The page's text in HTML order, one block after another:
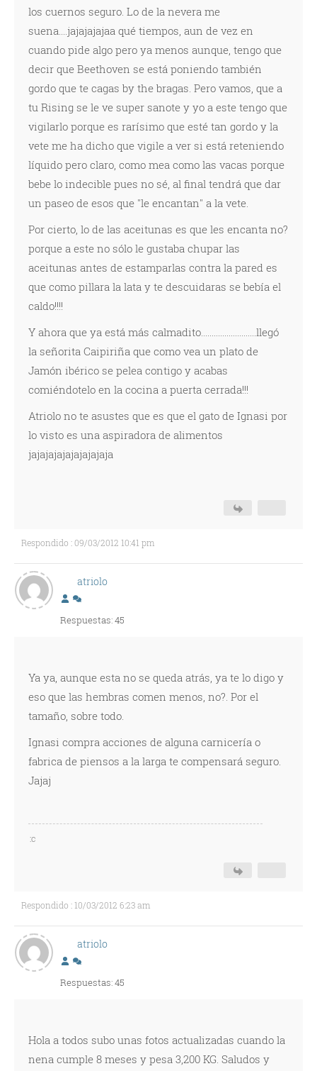
los cuernos seguro. Lo de la nevera me
suena....jajajajajaa qué tiempos, aun de vez en
cuando pide algo pero ya menos aunque, tengo que
decir que Beethoven se está poniendo también
gordo que te cagas by the bragas. Pero vamos, que a
tu Rising se le ve super sanote y yo a este tengo que
vigilarlo porque es rarísimo que esté tan gordo y la
vete me ha dicho que vigile a ver si está reteniendo
líquido pero claro, como mea como las vacas porque
bebe lo indecible pues no sé, al final tendrá que dar
un paseo de esos que "le encantan" a la vete.
Por cierto, lo de las aceitunas es que les encanta no?
porque a este no sólo le gustaba chupar las
aceitunas antes de estamparlas contra la pared es
que como pillara la lata y te descuidaras se bebía el
caldo!!!!
Y ahora que ya está más calmadito..........................llegó
la señorita Caipiriña que como vea un plato de
Jamón ibérico se pelea contigo y acabas
comiéndotelo en la cocina a puerta cerrada!!!
Atriolo no te asustes que es que el gato de Ignasi por
lo visto es una aspiradora de alimentos
jajajajajajajajajaja
Respondido : 09/03/2012 10:41 pm
atriolo
Respuestas: 45
Ya ya, aunque esta no se queda atrás, ya te lo digo y
eso que las hembras comen menos, no?. Por el
tamaño, sobre todo.
Ignasi compra acciones de alguna carnicería o
fabrica de piensos a la larga te compensará seguro.
Jajaj
:c
Respondido : 10/03/2012 6:23 am
atriolo
Respuestas: 45
Hola a todos subo unas fotos actualizadas cuando la
nena cumple 8 meses y pesa 3,200 KG. Saludos y